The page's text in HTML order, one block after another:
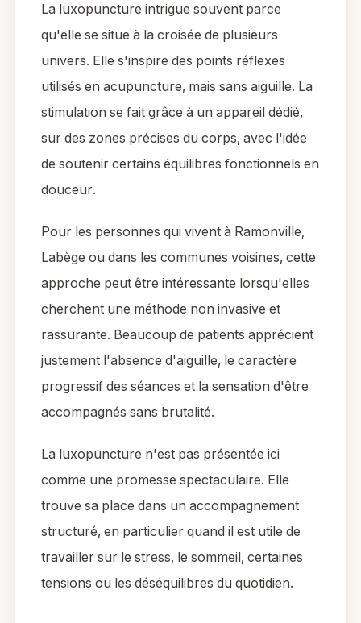
La luxopuncture intrigue souvent parce
qu'elle se situe à la croisée de plusieurs
univers. Elle s'inspire des points réflexes
utilisés en acupuncture, mais sans aiguille. La
stimulation se fait grâce à un appareil dédié,
sur des zones précises du corps, avec l'idée
de soutenir certains équilibres fonctionnels en
douceur.
Pour les personnes qui vivent à Ramonville,
Labège ou dans les communes voisines, cette
approche peut être intéressante lorsqu'elles
cherchent une méthode non invasive et
rassurante. Beaucoup de patients apprécient
justement l'absence d'aiguille, le caractère
progressif des séances et la sensation d'être
accompagnés sans brutalité.
La luxopuncture n'est pas présentée ici
comme une promesse spectaculaire. Elle
trouve sa place dans un accompagnement
structuré, en particulier quand il est utile de
travailler sur le stress, le sommeil, certaines
tensions ou les déséquilibres du quotidien.